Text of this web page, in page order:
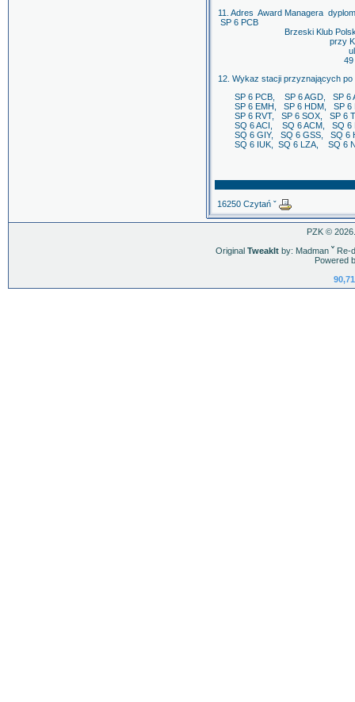
11. Adres Award Managera
SP 6 PCB
Brzeski Klub Polskiego
przy Klubie
ul .
49 - 300
12. Wykaz stacji przyznających po
SP 6 PCB, SP 6 AGD, SP 6
SP 6 EMH, SP 6 HDM, SP 6
SP 6 RVT, SP 6 SOX, SP 6
SQ 6 ACI, SQ 6 ACM, SQ 6
SQ 6 GIY, SQ 6 GSS, SQ 6
SQ 6 IUK, SQ 6 LZA, SQ 6
16250 Czytań ˇ
PZK ©
Original TweakItby: Madman ˇRe-
Powered